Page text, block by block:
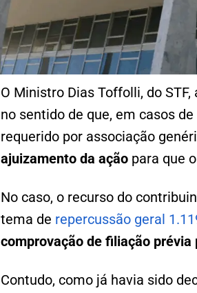
O Ministro Dias Toffolli, do STF,
no sentido de que, em casos
requerido por associação
ajuizamento da açãopara que
No caso, o recurso do
tema de repercussão geral
comprovação de filiação
Contudo, como já havia sido